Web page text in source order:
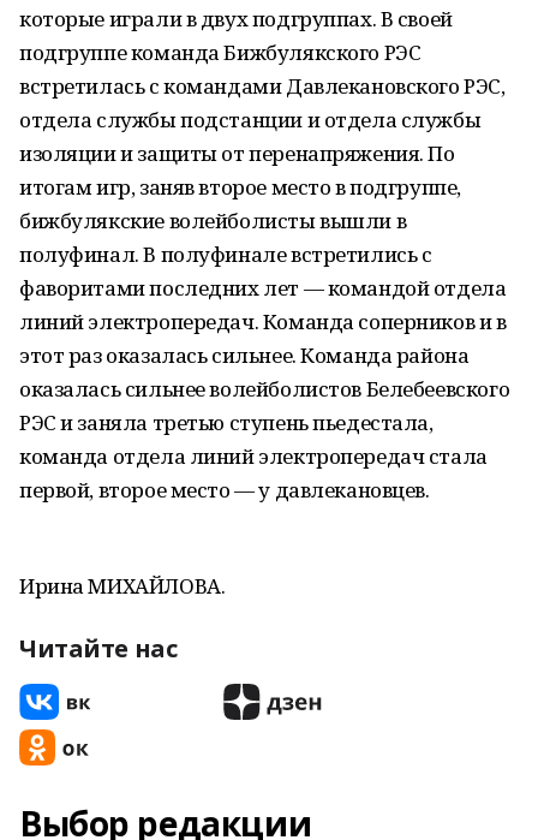
которые играли в двух подгруппах. В своей
подгруппе команда Бижбулякского РЭС
встретилась с командами Давлекановского РЭС,
отдела службы подстанции и отдела службы
изоляции и защиты от перенапряжения. По
итогам игр, заняв второе место в подгруппе,
бижбулякские волейболисты вышли в
полуфинал. В полуфинале встретились с
фаворитами последних лет — командой отдела
линий электропередач. Команда соперников и в
этот раз оказалась сильнее. Команда района
оказалась сильнее волейболистов Белебеевского
РЭС и заняла третью ступень пьедестала,
команда отдела линий электропередач стала
первой, второе место — у давлекановцев.
Ирина МИХАЙЛОВА.
Читайте нас
Выбор редакции